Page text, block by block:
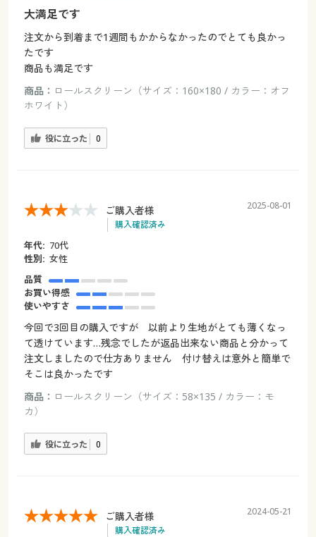
大満足です
注文から到着まで1週間もかからなかったのでとても良かっ
たです
商品も満足です
商品： ロールスクリーン（サイズ：160×180 / カラー：オフ
ホワイト）
役に立った 0
ご購入者様
購入確認済み
2025-08-01
年代: 70代
性別: 女性
品質
お買い得感
使いやすさ
今回で3回目の購入ですが 以前より生地がとても薄くなっ
て透けています…残念でしたが返品出来ない商品と分かって
注文しましたので仕方ありません 付け替えは意外と簡単で
そこは良かったです
商品： ロールスクリーン（サイズ：58×135 / カラー：モ
カ）
役に立った 0
ご購入者様
購入確認済み
2024-05-21